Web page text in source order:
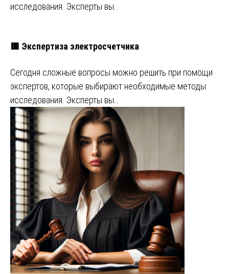
исследования. Эксперты вы…
🟥 Экспертиза электросчетчика
Сегодня сложные вопросы можно решить при помощи
экспертов, которые выбирают необходимые методы
исследования. Эксперты вы…